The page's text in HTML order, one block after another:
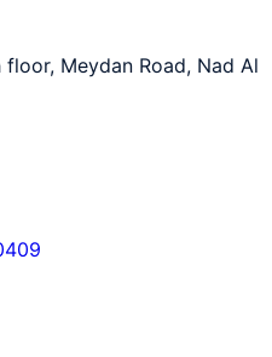
Meydan Road, Nad Al